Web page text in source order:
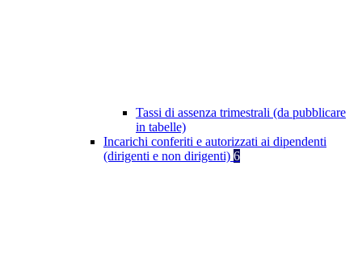
Tassi di assenza trimestrali (da pubblicare
in tabelle)
Incarichi conferiti e autorizzati ai dipendenti
(dirigenti e non dirigenti) 6